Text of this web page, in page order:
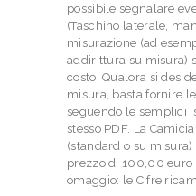
possibile segnalare
(Taschino laterale,
misurazione (ad
addirittura su misura)
costo. Qualora si
misura, basta fornire
seguendo le semplici
stesso PDF. La
(standard o su
prezzo di 100,00 euro
omaggio: le Cifre